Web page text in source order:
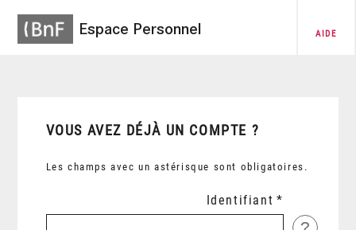
Espace Personnel AIDE
VOUS AVEZ DÉJÀ UN COMPTE ?
Les champs avec un astérisque sont obligatoires.
Identifiant